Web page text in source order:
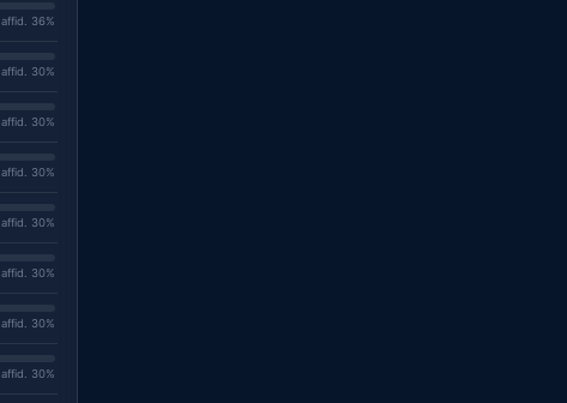
affid. 36%
affid. 30%
affid. 30%
affid. 30%
affid. 30%
affid. 30%
affid. 30%
affid. 30%